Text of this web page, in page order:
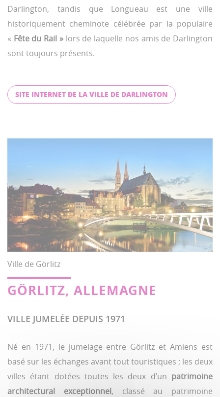
Darlington, tandis que Longueau est une ville
historiquement cheminote célébrée par la populaire
« Fête du Rail »lors de laquelle nos amis de Darlington
sont toujours présents.
SITE INTERNET DE LA VILLE DE DARLINGTON
Ville de Görlitz
GÖRLITZ, ALLEMAGNE
VILLE JUMELÉE DEPUIS 1971
Né en 1971, le jumelage entre Görlitz et Amiens est
basé sur les échanges avant tout touristiques ; les deux
villes étant dotées toutes les deux d’un patrimoine
architectural exceptionnel, classé au patrimoine